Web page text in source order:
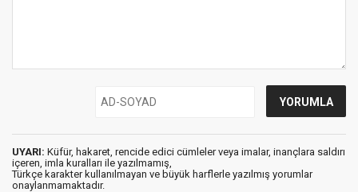
UYARI: Küfür, hakaret, rencide edici cümleler veya imalar, inançlara saldırı
içeren, imla kuralları ile yazılmamış,
Türkçe karakter kullanılmayan ve büyük harflerle yazılmış yorumlar
onaylanmamaktadır.